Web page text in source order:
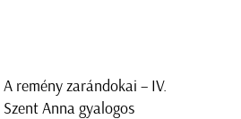
A remény zarándokai – IV.
Szent Anna gyalogos